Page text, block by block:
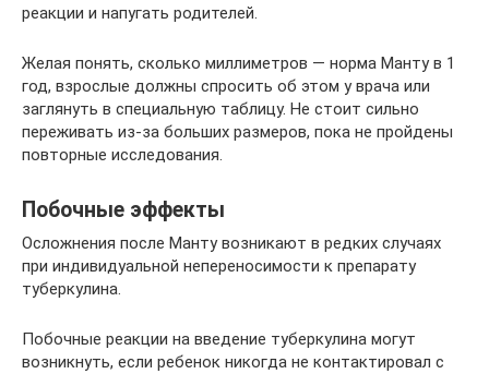
реакции и напугать родителей.
Желая понять, сколько миллиметров — норма Манту в 1
год, взрослые должны спросить об этом у врача или
заглянуть в специальную таблицу. Не стоит сильно
переживать из-за больших размеров, пока не пройдены
повторные исследования.
Побочные эффекты
Осложнения после Манту возникают в редких случаях
при индивидуальной непереносимости к препарату
туберкулина.
Побочные реакции на введение туберкулина могут
возникнуть, если ребенок никогда не контактировал с